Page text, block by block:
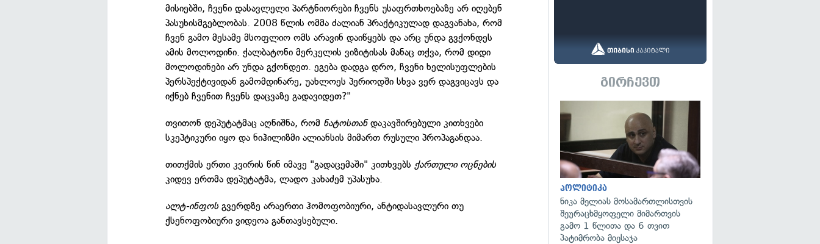
მისიებში, ჩვენი დასავლელი პარტნიორები ჩვენს უსაფრთხოებაზე არ იღებენ
პასუხისმგებლობას. 2008 წლის ომმა ძალიან პრაქტიკულად დაგვანახა, რომ
ჩვენ გამო მესამე მსოფლიო ომს არავინ დაიწყებს და არც უნდა გვქონდეს
ამის მოლოდინი. ქალბატონი მერკელის ვიზიტისას მანაც თქვა, რომ დიდი
მოლოდინები არ უნდა გქონდეთ. ეგება დადგა დრო, ჩვენი ხელისუფლების
პერსპექტივიდან გამომდინარე, უახლოეს პერიოდში სხვა ვერ დაგვიცავს და
იქნებ ჩვენით ჩვენს დაცვაზე გადავიდეთ?"
თვითონ დეპუტატმაც აღნიშნა, რომ ნატოსთანდაკავშირებული კითხვები
სკეპტიკური იყო და ნიჰილიზმი ალიანსის მიმართ რუსული პროპაგანდაა.
თითქმის ერთი კვირის წინ იმავე "გადაცემაში" კითხვებსქართული ოცნების
კიდევ ერთმა დეპუტატმა, ლადო კახაძემ უპასუხა.
ალტ-ინფოსგვერდზე არაერთი ჰომოფობიური, ანტიდასავლური თუ
ქსენოფობიური ვიდეოა განთავსებული.
გირჩევთ
პოლიტიკა
ნიკა მელიას მოსამართლისთვის
შეურაცხმყოფელი მიმართვის
გამო 1 წლითა და 6 თვით
პატიმრობა მიესაჯა